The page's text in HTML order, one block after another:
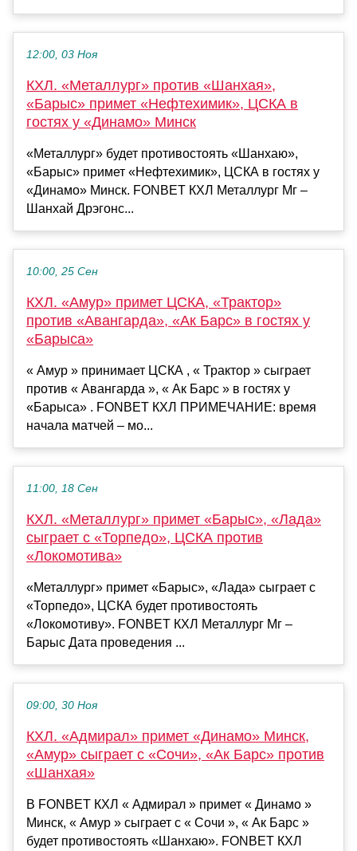
12:00, 03 Ноя
КХЛ. «Металлург» против «Шанхая»,
«Барыс» примет «Нефтехимик», ЦСКА в
гостях у «Динамо» Минск
«Металлург» будет противостоять «Шанхаю»,
«Барыс» примет «Нефтехимик», ЦСКА в гостях у
«Динамо» Минск. FONBET КХЛ Металлург Мг –
Шанхай Дрэгонс...
10:00, 25 Сен
КХЛ. «Амур» примет ЦСКА, «Трактор»
против «Авангарда», «Ак Барс» в гостях у
«Барыса»
« Амур » принимает ЦСКА , « Трактор » сыграет
против « Авангарда », « Ак Барс » в гостях у
«Барыса» . FONBET КХЛ ПРИМЕЧАНИЕ: время
начала матчей – мо...
11:00, 18 Сен
КХЛ. «Металлург» примет «Барыс», «Лада»
сыграет с «Торпедо», ЦСКА против
«Локомотива»
«Металлург» примет «Барыс», «Лада» сыграет с
«Торпедо», ЦСКА будет противостоять
«Локомотиву». FONBET КХЛ Металлург Мг –
Барыс Дата проведения ...
09:00, 30 Ноя
КХЛ. «Адмирал» примет «Динамо» Минск,
«Амур» сыграет с «Сочи», «Ак Барс» против
«Шанхая»
В FONBET КХЛ « Адмирал » примет « Динамо »
Минск, « Амур » сыграет с « Сочи », « Ак Барс »
будет противостоять «Шанхаю». FONBET КХЛ